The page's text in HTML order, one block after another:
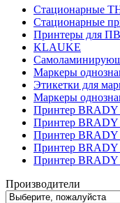
Стационарные
Стационарные
Принтеры для
KLAUKE
Маркеры
Этикетки для
Маркеры
Принтер BRADY
Принтер BRADY
Принтер BRADY
Принтер BRADY
Принтер BRADY
Производители